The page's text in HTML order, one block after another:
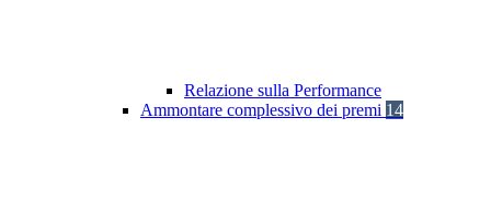
Relazione sulla Performance
Ammontare complessivo dei premi 14